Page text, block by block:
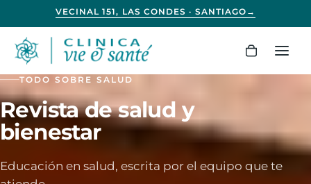
VECINAL 151, LAS CONDES · SANTIAGO →
Pausar el avance automatico de los anuncios
Carrito
TODO SOBRE SALUD
Revista de salud y
bienestar
Educación en salud, escrita por el equipo que te